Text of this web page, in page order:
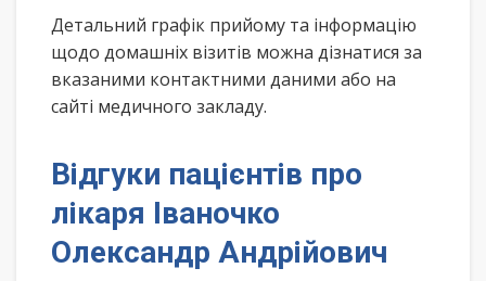
Детальний графік прийому та інформацію
щодо домашніх візитів можна дізнатися за
вказаними контактними даними або на
сайті медичного закладу.
Відгуки пацієнтів про
лікаря Іваночко
Олександр Андрійович